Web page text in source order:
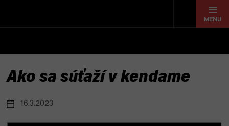
Ako sa súťaží v kendame
16.3.2023